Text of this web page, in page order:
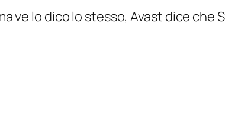
ve lo dico lo stesso, Avast dice che